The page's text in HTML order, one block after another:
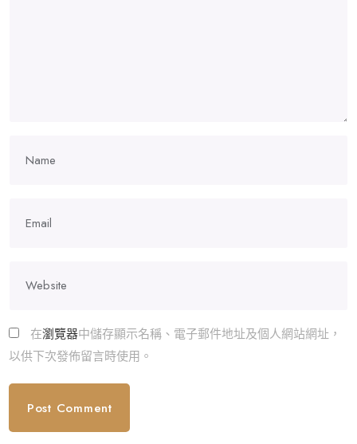
在瀏覽器中儲存顯示名稱、電子郵件地址及個人網站網址，
以供下次發佈留言時使用。